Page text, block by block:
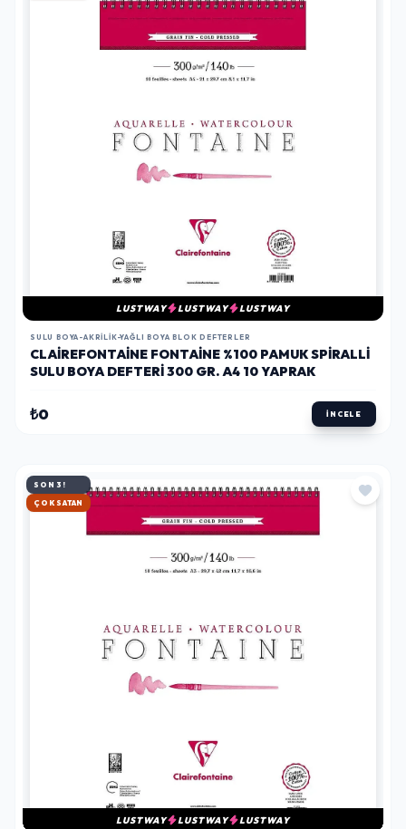
LUSTWAY LUSTWAY LUSTWAY
SULU BOYA-AKRILIK-YAĞLI BOYA BLOK DEFTERLER
CLAIREFONTAINE FONTAINE %100 PAMUK SPIRALLI
SULU BOYA DEFTERI 300 GR. A4 10 YAPRAK
₺0 İNCELE
SON 3!
HIZLI KARGO
LUSTWAY LUSTWAY LUSTWAY